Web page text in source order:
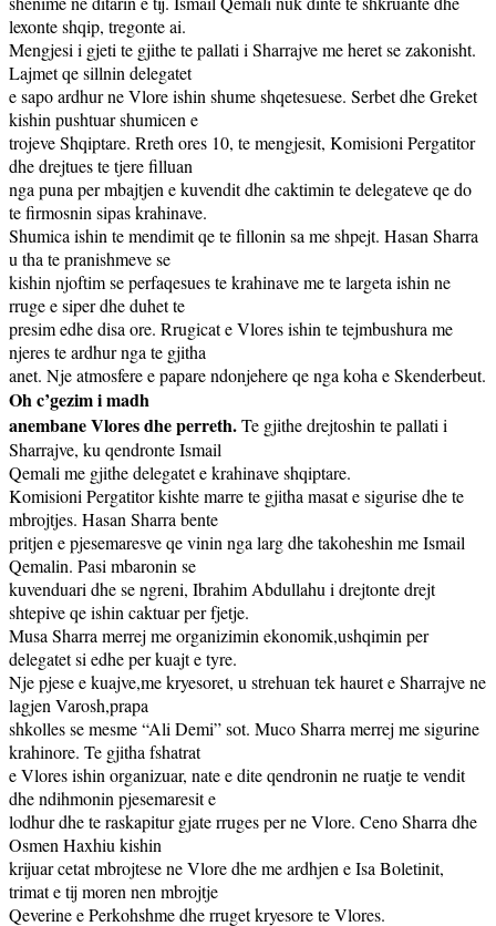
lexonte shqip, tregonte ai.
Mengjesi i gjeti te gjithe te pallati i Sharrajve me heret se zakonisht.
Lajmet qe sillnin delegatet
e sapo ardhur ne Vlore ishin shume shqetesuese. Serbet dhe Greket
kishin pushtuar shumicen e
trojeve Shqiptare. Rreth ores 10, te mengjesit, Komisioni Pergatitor
dhe drejtues te tjere filluan
nga puna per mbajtjen e kuvendit dhe caktimin te delegateve qe do
te firmosnin sipas krahinave.
Shumica ishin te mendimit qe te fillonin sa me shpejt. Hasan Sharra
u tha te pranishmeve se
kishin njoftim se perfaqesues te krahinave me te largeta ishin ne
rruge e siper dhe duhet te
presim edhe disa ore. Rrugicat e Vlores ishin te tejmbushura me
njeres te ardhur nga te gjitha
anet. Nje atmosfere e papare ndonjehere qe nga koha e Skenderbeut.
Oh c’gezim i madh
anembane Vlores dhe perreth.Te gjithe drejtoshin te pallati i
Sharrajve, ku qendronte Ismail
Qemali me gjithe delegatet e krahinave shqiptare.
Komisioni Pergatitor kishte marre te gjitha masat e sigurise dhe te
mbrojtjes. Hasan Sharra bente
pritjen e pjesemaresve qe vinin nga larg dhe takoheshin me Ismail
Qemalin. Pasi mbaronin se
kuvenduari dhe se ngreni, Ibrahim Abdullahu i drejtonte drejt
shtepive qe ishin caktuar per fjetje.
Musa Sharra merrej me organizimin ekonomik,ushqimin per
delegatet si edhe per kuajt e tyre.
Nje pjese e kuajve,me kryesoret, u strehuan tek hauret e Sharrajve ne
lagjen Varosh,prapa
shkolles se mesme “Ali Demi” sot. Muco Sharra merrej me sigurine
krahinore. Te gjitha fshatrat
e Vlores ishin organizuar, nate e dite qendronin ne ruatje te vendit
dhe ndihmonin pjesemaresit e
lodhur dhe te raskapitur gjate rruges per ne Vlore. Ceno Sharra dhe
Osmen Haxhiu kishin
krijuar cetat mbrojtese ne Vlore dhe me ardhjen e Isa Boletinit,
trimat e tij moren nen mbrojtje
Qeverine e Perkohshme dhe rruget kryesore te Vlores.